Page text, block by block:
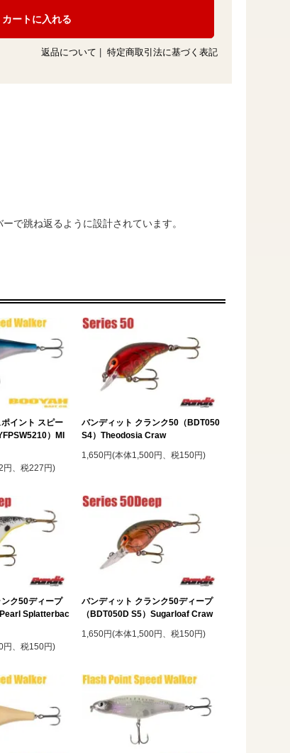
カートに入れる
返品について | 特定商取引法に基づく表記
で跳ね返るように設計されています。
イント スピー
）MI
円、税227円)
バンディット クランク50（BDT050
S4）Theodosia Craw
1,650円(本体1,500円、税150円)
ク50ディープ
Pearl Splatterbac
円、税150円)
バンディット クランク50ディープ
（BDT050D S5）Sugarloaf Craw
1,650円(本体1,500円、税150円)